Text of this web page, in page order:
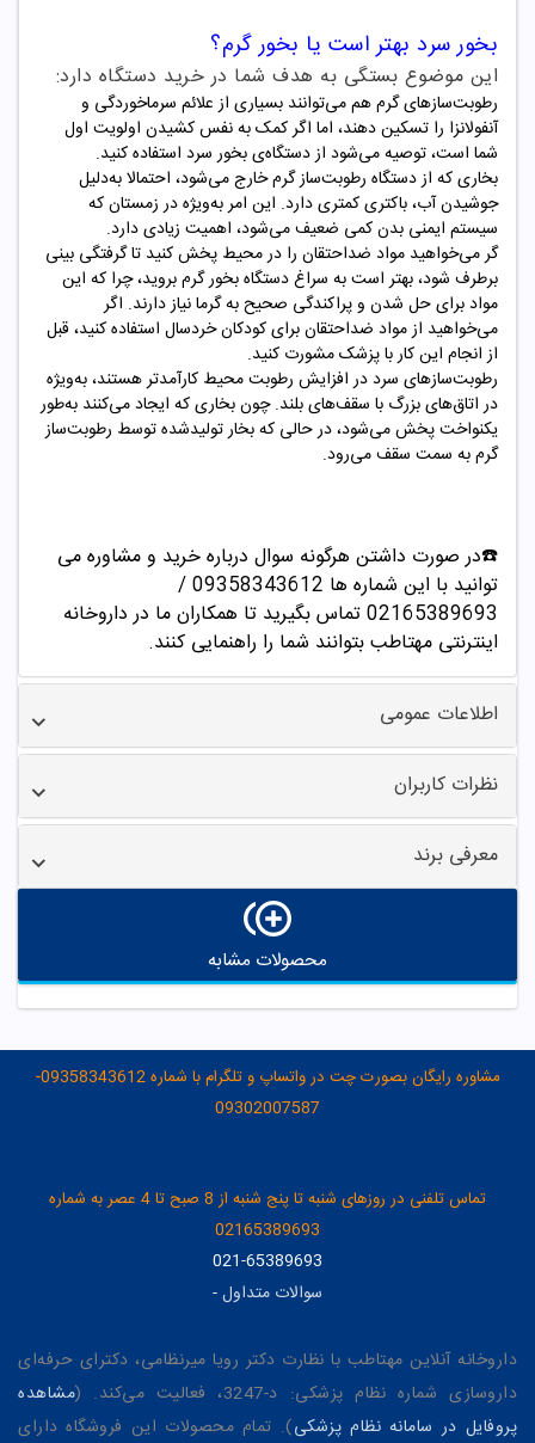
بخور سرد بهتر است یا بخور گرم؟
این موضوع بستگی به هدف شما در خرید دستگاه دارد:
رطوبت‌سازهای گرم هم می‌توانند بسیاری از علائم سرماخوردگی و
آنفولانزا را تسکین دهند، اما اگر کمک به نفس کشیدن اولویت اول
شما است، توصیه می‌شود از دستگاه‌ی بخور سرد استفاده کنید.
بخاری که از دستگاه رطوبت‌ساز گرم خارج می‌شود، احتمالا به‌دلیل
جوشیدن آب، باکتری کمتری دارد. این امر به‌ویژه در زمستان که
سیستم ایمنی بدن کمی ضعیف می‌شود، اهمیت زیادی دارد.
گر می‌خواهید مواد ضداحتقان را در محیط پخش کنید تا گرفتگی بینی
برطرف شود، بهتر است به سراغ دستگاه بخور گرم بروید، چرا که این
مواد برای حل شدن و پراکندگی صحیح به گرما نیاز دارند. اگر
می‌خواهید از مواد ضداحتقان برای کودکان خردسال استفاده ‌کنید، قبل
از انجام این کار با پزشک مشورت کنید.
رطوبت‌سازهای سرد در افزایش رطوبت محیط کارآمدتر هستند، به‌ویژه
در اتاق‌های بزرگ با سقف‌های بلند. چون بخاری که ایجاد می‌کنند به‌طور
یکنواخت پخش می‌شود، در حالی که بخار تولیدشده توسط رطوبت‌ساز
گرم به سمت سقف می‌رود.
☎️در صورت داشتن هرگونه سوال درباره خرید و مشاوره می
توانید با این شماره ها 09358343612 /
02165389693تماس بگیرید تا همکاران ما در داروخانه
اینترنتی مهتاطب بتوانند شما را راهنمایی کنند.
اطلاعات عمومی
نظرات کاربران
معرفی برند
محصولات مشابه
مشاوره رایگان بصورت چت در واتساپ و تلگرام با شماره 09358343612-
09302007587
تماس تلفنی در روزهای شنبه تا پنج شنبه از 8 صبح تا 4 عصر به شماره
02165389693
021-65389693
سوالات متداول-
داروخانه آنلاین مهتاطب با نظارت دکتر رویا میرنظامی، دکترای حرفه‌ای
داروسازی شماره نظام پزشکی: د-3247، فعالیت می‌کند. (
مشاهده
پروفایل در سامانه نظام پزشکی). تمام محصولات این فروشگاه دارای